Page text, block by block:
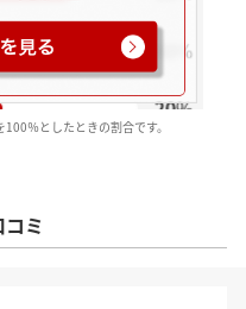
％としたときの割合です。
ミ